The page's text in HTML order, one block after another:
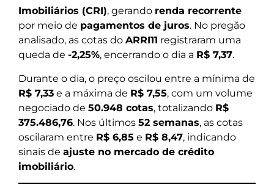
Imobiliários (CRI), gerando renda recorrente
por meio de pagamentos de juros. No pregão
analisado, as cotas do ARRI11 registraram uma
queda de -2,25%, encerrando o dia a R$ 7,37.
Durante o dia, o preço oscilou entre a mínima de
R$ 7,33 e a máxima de R$ 7,55, com um volume
negociado de 50.948 cotas, totalizando R$
375.486,76. Nos últimos 52 semanas, as cotas
oscilaram entre R$ 6,85 e R$ 8,47, indicando
sinais de ajuste no mercado de crédito
imobiliário.